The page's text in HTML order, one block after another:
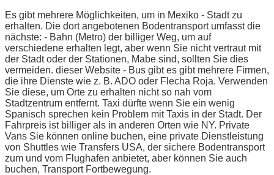
Es gibt mehrere Möglichkeiten, um in Mexiko - Stadt zu
erhalten. Die dort angebotenen Bodentransport umfasst die
nächste: - Bahn (Metro) der billiger Weg, um auf
verschiedene erhalten legt, aber wenn Sie nicht vertraut mit
der Stadt oder der Stationen, Mabe sind, sollten Sie dies
vermeiden. dieser Website - Bus gibt es gibt mehrere Firmen,
die ihre Dienste wie z. B. ADO oder Flecha Roja. Verwenden
Sie diese, um Orte zu erhalten nicht so nah vom
Stadtzentrum entfernt. Taxi dürfte wenn Sie ein wenig
Spanisch sprechen kein Problem mit Taxis in der Stadt. Der
Fahrpreis ist billiger als in anderen Orten wie NY. Private
Vans Sie können online buchen, eine private Dienstleistung
von Shuttles wie Transfers USA, der sichere Bodentransport
zum und vom Flughafen anbietet, aber können Sie auch
buchen, Transport Fortbewegung.